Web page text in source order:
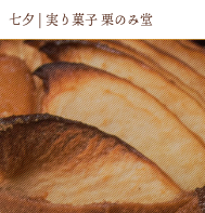
七夕 | 実り菓子 栗のみ堂